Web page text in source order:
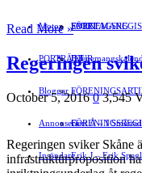
EVENEMANG
SPORT
DJUR
Motor
PORTRÄTT
Bloggar »
Gert Å – I
Erik J – Erik
Annonsera
Insändare
Read More »
Regeringen
October 5, 2016 0 3,545
Regeringen sviker Skåne
infrastrukturproposition